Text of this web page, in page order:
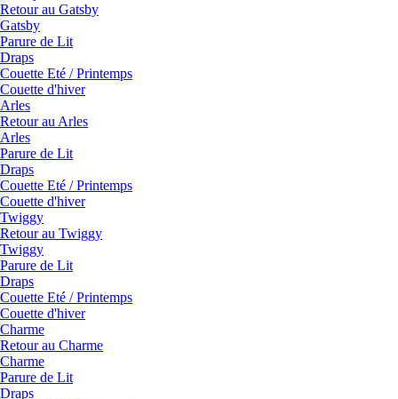
Retour au Gatsby
Gatsby
Parure de Lit
Draps
Couette Eté / Printemps
Couette d'hiver
Arles
Retour au Arles
Arles
Parure de Lit
Draps
Couette Eté / Printemps
Couette d'hiver
Twiggy
Retour au Twiggy
Twiggy
Parure de Lit
Draps
Couette Eté / Printemps
Couette d'hiver
Charme
Retour au Charme
Charme
Parure de Lit
Draps